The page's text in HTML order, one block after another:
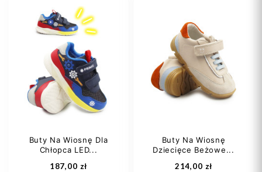
26
29 +4
Dodaj do koszyka
26
28
29 +2
Dodaj do koszyka
Buty Na Wiosnę Dla
Chłopca LED...
187,00 zł
Buty Na Wiosnę
Dziecięce Beżowe...
214,00 zł